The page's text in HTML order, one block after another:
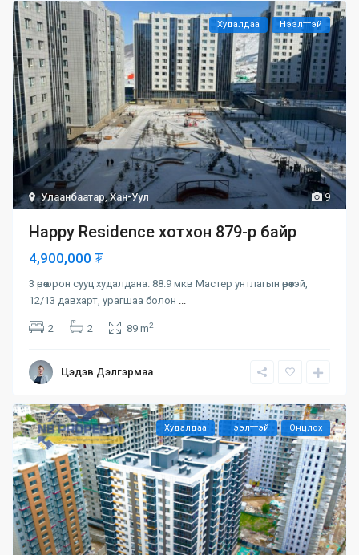
9
Улаанбаатар,Хан-Уул
Худалдаа Нээлттэй
Happy Residence хотхон 879-р байр
4,900,000 ₮
3 өрөө орон сууц худалдана. 88.9 мкв Мастер унтлагын өрөөтэй,
12/13 давхарт, урагшаа болон ...
2 2 89 m2
Цэдэв Дэлгэрмаа
Худалдаа Нээлттэй Онцлох